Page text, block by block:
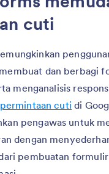
cuti
dan berbagi
menganalisis
permintaan cuti di
pengawas untuk
dengan
pembuatan